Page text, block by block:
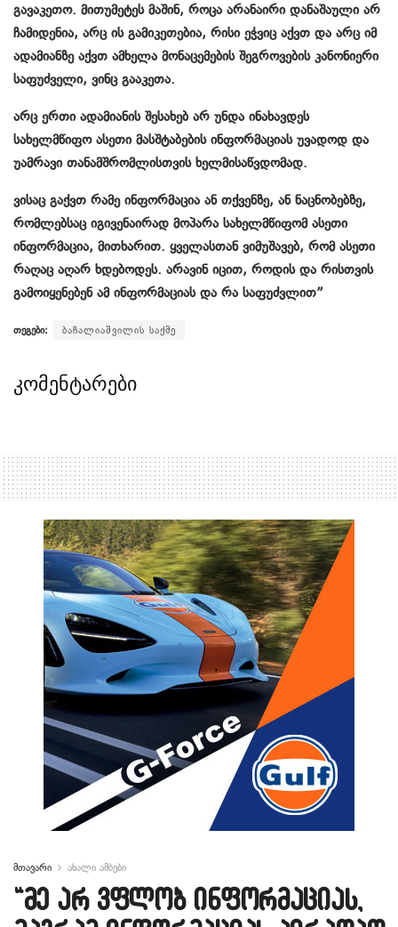
გავაკეთო. მითუმეტეს მაშინ, როცა არანაირი დანაშაული არ
ჩამიდენია, არც ის გამიკეთებია, რისი ეჭვიც აქვთ და არც იმ
ადამიანზე აქვთ ამხელა მონაცემების შეგროვების კანონიერი
საფუძველი, ვინც გააკეთა.
არც ერთი ადამიანის შესახებ არ უნდა ინახავდეს
სახელმწიფო ასეთი მასშტაბების ინფორმაციას უვადოდ და
უამრავი თანამშრომლისთვის ხელმისაწვდომად.
ვისაც გაქვთ რამე ინფორმაცია ან თქვენზე, ან ნაცნობებზე,
რომლებსაც იგივენაირად მოპარა სახელმწიფომ ასეთი
ინფორმაცია, მითხარით. ყველასთან ვიმუშავებ, რომ ასეთი
რაღაც აღარ ხდებოდეს. არავინ იცით, როდის და რისთვის
გამოიყენებენ ამ ინფორმაციას და რა საფუძვლით”
თეგები: ბაჩალიაშვილის საქმე
კომენტარები
მთავარი ახალი ამბები
“მე არ ვფლობ ინფორმაციას,